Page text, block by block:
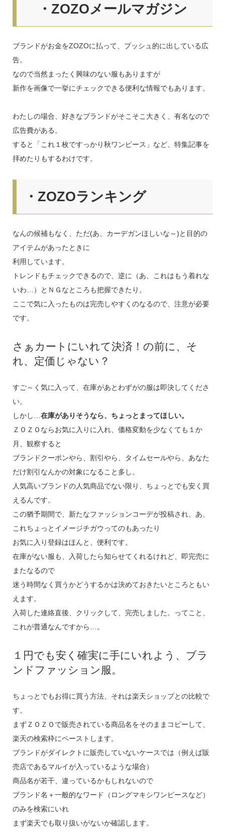
・ZOZOメールマガジン
ブランドがお金をZOZOに払って、プッシュ的に出している広
告。
なので当然まったく興味のない服もありますが
新作を画像で一挙にチェックできる便利な情報でもあります。
わたしの場合、好きなブランドがそこそこ大きく、有名なので
広告費がある。
すると「これ１枚ですっかり秋ワンピース」など、特集記事を
拝めたりもするわけです。
・ZOZOランキング
なんの候補もなく、ただ(あ、カーデガンほしいな～)と目的の
アイテムがあったときに
利用しています。
トレンドもチェックできるので、逆に（あ、これはもう着れな
いわ…）とＮＧなところも把握できたり。
ここで気に入ったものは完売しやすくのなるので、注意が必要
です。
さぁカートにいれて決済！の前に、そ
れ、定価じゃない？
すご～く気に入って、在庫があとわずがの服は即決してくださ
い。
しかし…在庫がありそうなら、ちょっとまってほしい。
ＺＯＺＯならお気に入りに入れ、価格変動を少なくても１か
月、観察すると
ブランドクーポンやら、割引やら、タイムセールやら、あなた
だけ割引なんかの対象になること多し。
人気高いブランドの人気商品でない限り、ちょっとでも安く買
えるんです。
この猶予期間で、新たなファッションコーデが投稿され、あ、
これちょっとイメージチガウってのもあったり
お気に入り登録はほんと、便利です。
在庫がない服も、入荷したら知らせてくれるけれど、即完売に
またなるので
迷う時間なく買うかどうするかは決めておきたいところともい
えます。
入荷した連絡直後、クリックして、完売しました。ってこと、
これが普通なんですから…。
１円でも安く確実に手にいれよう、ブラ
ンドファッション服。
ちょっとでもお得に買う方法、それは楽天ショップとの比較で
す。
まずＺＯＺＯで販売されている商品名をそのままコピーして、
楽天の検索枠にペーストします。
ブランドがダイレクトに販売していないケースでは（例えば販
売店であるマルイが入っているような場合）
商品名が若干、違っているかもしれないので
ブランド名＋一般的なワード（ロングマキシワンピースなど）
のみを検索にいれ
まず楽天でも取り扱いがないか確認します。